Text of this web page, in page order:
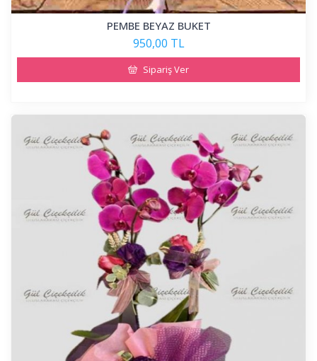
PEMBE BEYAZ BUKET
950,00 TL
Sipariş Ver